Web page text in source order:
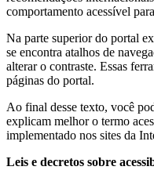
comportamento acessível
Na parte superior do portal
se encontra atalhos de
alterar o contraste. Essas
páginas do portal.
Ao final desse texto, você
explicam melhor o termo
implementado nos sites da
Leis e decretos sobre